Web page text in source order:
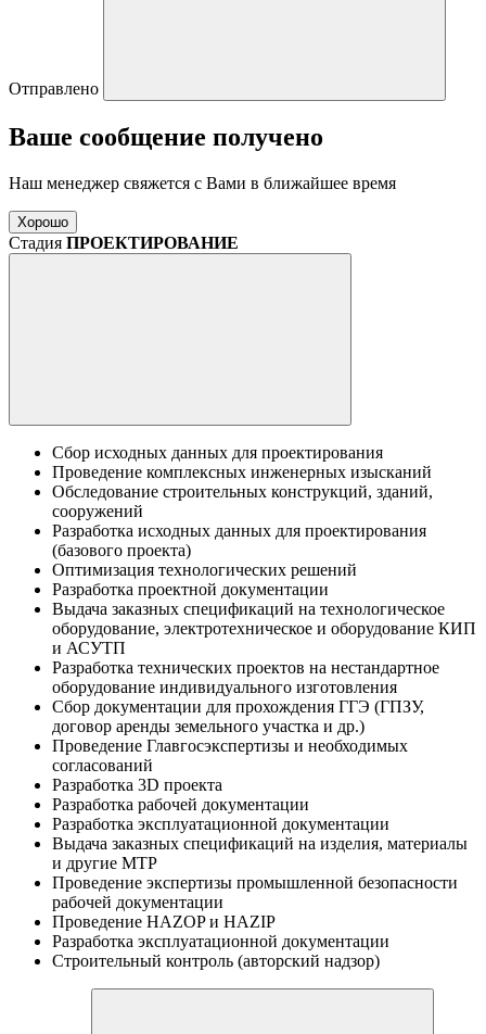
Отправлено
Ваше сообщение получено
Наш менеджер свяжется с Вами в ближайшее время
Хорошо
Стадия ПРОЕКТИРОВАНИЕ
Сбор исходных данных для проектирования
Проведение комплексных инженерных изысканий
Обследование строительных конструкций, зданий,
сооружений
Разработка исходных данных для проектирования
(базового проекта)
Оптимизация технологических решений
Разработка проектной документации
Выдача заказных спецификаций на технологическое
оборудование, электротехническое и оборудование КИП
и АСУТП
Разработка технических проектов на нестандартное
оборудование индивидуального изготовления
Сбор документации для прохождения ГГЭ (ГПЗУ,
договор аренды земельного участка и др.)
Проведение Главгосэкспертизы и необходимых
согласований
Разработка 3D проекта
Разработка рабочей документации
Разработка эксплуатационной документации
Выдача заказных спецификаций на изделия, материалы
и другие МТР
Проведение экспертизы промышленной безопасности
рабочей документации
Проведение НAZOP и HAZIP
Разработка эксплуатационной документации
Строительный контроль (авторский надзор)